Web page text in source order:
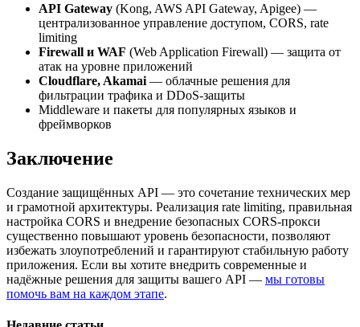
API Gateway (Kong, AWS API Gateway, Apigee) —
централизованное управление доступом, CORS, rate
limiting
Firewall и WAF (Web Application Firewall) — защита от
атак на уровне приложений
Cloudflare, Akamai — облачные решения для
фильтрации трафика и DDoS-защиты
Middleware и пакеты для популярных языков и
фреймворков
Заключение
Создание защищённых API — это сочетание технических мер
и грамотной архитектуры. Реализация rate limiting, правильная
настройка CORS и внедрение безопасных CORS-прокси
существенно повышают уровень безопасности, позволяют
избежать злоупотреблений и гарантируют стабильную работу
приложения. Если вы хотите внедрить современные и
надёжные решения для защиты вашего API — мы готовы
помочь вам на каждом этапе.